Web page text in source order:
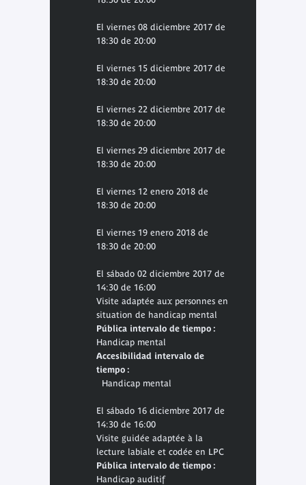
El viernes 08 diciembre 2017 de
18:30 de 20:00
El viernes 15 diciembre 2017 de
18:30 de 20:00
El viernes 22 diciembre 2017 de
18:30 de 20:00
El viernes 29 diciembre 2017 de
18:30 de 20:00
El viernes 12 enero 2018 de
18:30 de 20:00
El viernes 19 enero 2018 de
18:30 de 20:00
El sábado 02 diciembre 2017 de
14:30 de 16:00
Visite adaptée aux personnes en
situation de handicap mental
Pública intervalo de tiempo :
Handicap mental
Accesibilidad intervalo de
tiempo :
Handicap mental
El sábado 16 diciembre 2017 de
14:30 de 16:00
Visite guidée adaptée à la
lecture labiale et codée en LPC
Pública intervalo de tiempo :
Handicap auditif